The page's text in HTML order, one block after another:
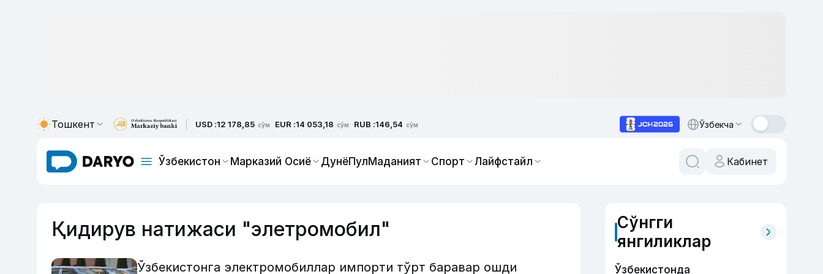
Тошкент USD :12 178,85 сўм EUR :14 053,18 сўм RUB :146,54 сўм Ўзбекча
Ўзбекистон Марказий Осиё ДунёПулМаданият Спорт Лайфстайл Кабинет
Қидирув натижаси "элетромобил"
Ўзбекистонга электромобиллар импорти тўрт баравар ошди
Сўнгги
янгиликлар
Ўзбекистонда